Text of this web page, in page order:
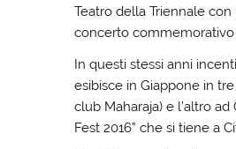
Teatro della Triennale
concerto commemorativo
In questi stessi anni
esibisce in Giappone in
club Maharaja) e l’altro
Fest 2016” che si tiene a